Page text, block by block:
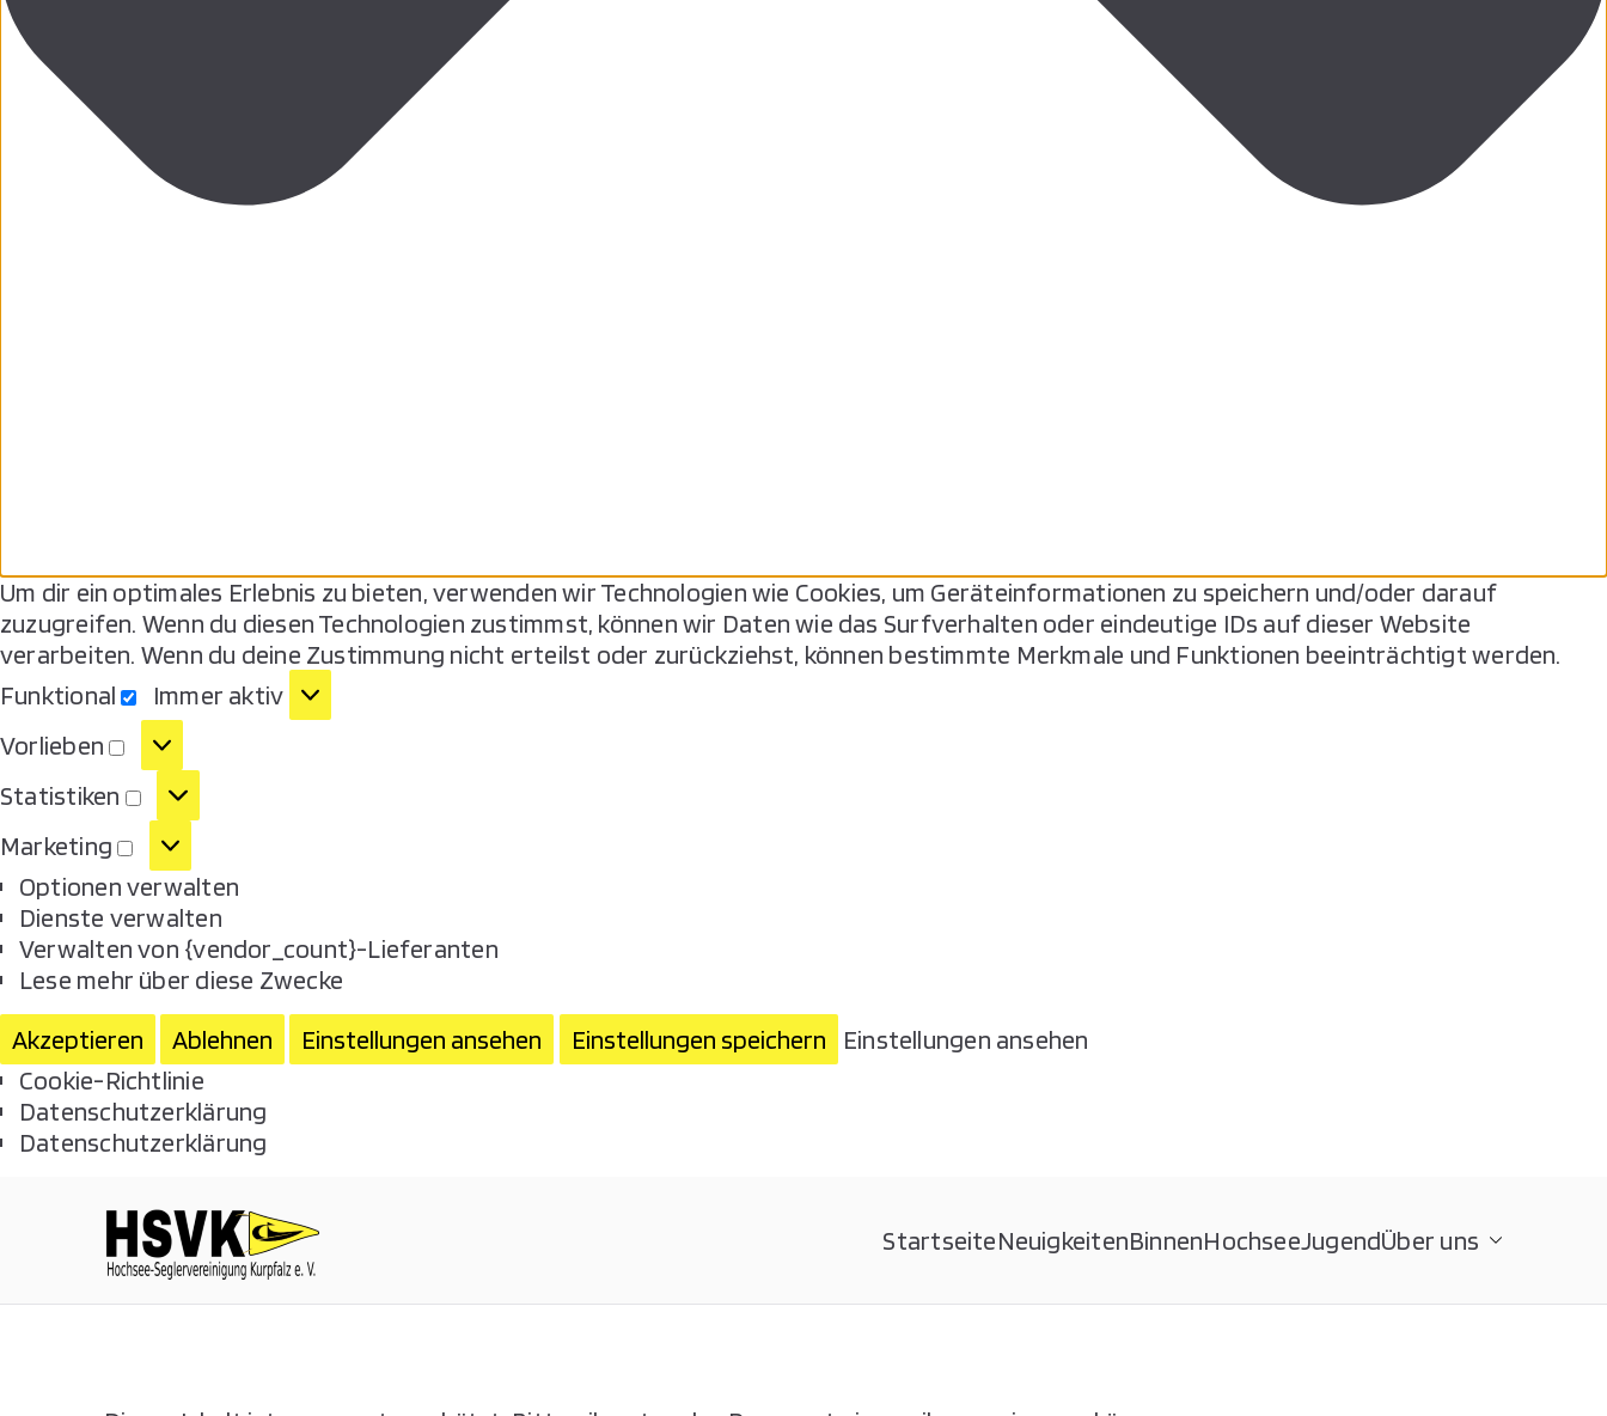
Um dir ein optimales Erlebnis zu bieten, verwenden wir Technologien wie Cookies, um Geräteinformationen zu speichern und/oder darauf
zuzugreifen. Wenn du diesen Technologien zustimmst, können wir Daten wie das Surfverhalten oder eindeutige IDs auf dieser Website
verarbeiten. Wenn du deine Zustimmung nicht erteilst oder zurückziehst, können bestimmte Merkmale und Funktionen beeinträchtigt werden.
Funktional
Immer aktiv
Vorlieben
Statistiken
Marketing
Optionen verwalten
Dienste verwalten
Verwalten von {vendor_count}-Lieferanten
Lese mehr über diese Zwecke
Akzeptieren
Ablehnen Einstellungen ansehen Einstellungen speichern
Einstellungen ansehen
Cookie-Richtlinie
Datenschutzerklärung
Datenschutzerklärung
Hochsee-Seglervereinigung Kurpfalz e. V.
StartseiteNeuigkeitenBinnenHochseeJugendÜber uns